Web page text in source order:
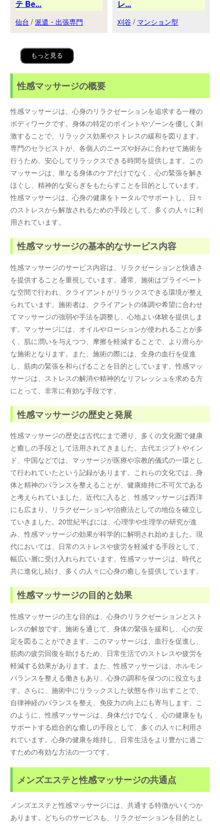
テ Be...
仙台 /派遣・出張専門
レ...
刈谷 / マンション型
もっと見る
性感マッサージの概要
性感マッサージは、心身のリラクゼーションを追求する一種の
ボディワークです。身体の特定のポイントやゾーンを優しく刺
激することで、リラックス効果やストレスの緩和を図ります。
専門のセラピストが、各個人のニーズや好みに合わせて施術を
行うため、安心してリラックスできる時間を提供します。この
マッサージは、単なる身体のケアだけでなく、心の緊張を解き
ほぐし、精神的な安らぎをもたらすことを目的としています。
性感マッサージは、心身の健康をトータルでサポートし、日々
のストレスから解放されるための手段として、多くの人々に利
用されています。
性感マッサージの基本的なサービス内容
性感マッサージのサービス内容は、リラクゼーションと快適さ
を提供することを重視しています。通常、施術はプライベート
な空間で行われ、クライアントがリラックスできる環境が整え
られています。施術者は、クライアントの体調や希望に合わせ
てマッサージの強弱や手法を調整し、心地よい体験を提供しま
す。マッサージには、オイルやローションが使われることが多
く、肌に潤いを与えつつ、摩擦を軽減することで、より滑らか
な施術となります。また、施術の際には、全身の血行を促進
し、筋肉の緊張を和らげることを目的としています。性感マッ
サージは、ストレスの解消や精神的なリフレッシュを求める方
にとって、非常に有効な手段です。
性感マッサージの歴史と発展
性感マッサージの歴史は古代にまで遡り、多くの文化圏で健康
と癒しの手段として活用されてきました。古代エジプトやイン
ド、中国などでは、マッサージが医療や宗教的儀式の一環とし
て行われていたという記録があります。これらの文化では、身
体と精神のバランスを整えることが、健康維持に不可欠である
と考えられていました。近代に入ると、性感マッサージは西洋
にも広まり、リラクゼーションや治療法としての地位を確立し
ていきました。20世紀半ばには、心理学や生理学の研究が進
み、性感マッサージの効果が科学的に解明され始めました。現
代においては、日常のストレスや疲労を軽減する手段として、
幅広い層に受け入れられています。性感マッサージは、時代と
共に進化し続け、多くの人々に心身の癒しを提供しています。
性感マッサージの目的と効果
性感マッサージの主な目的は、心身のリラクゼーションとスト
レスの解放です。施術を通じて、身体の緊張を緩和し、心の安
定を図ることができます。このマッサージは、血行を促進し、
筋肉の疲労回復を助けるため、日常生活でのストレスや疲労を
軽減する効果があります。また、性感マッサージは、ホルモン
バランスを整える働きもあり、心身の調和を保つのに役立ちま
す。さらに、施術中にリラックスした状態を作り出すことで、
自律神経のバランスを整え、免疫力の向上にも寄与します。こ
のように、性感マッサージは、身体だけでなく、心の健康をも
サポートする総合的な癒しの手段として、多くの人々に利用さ
れています。心身の健康を維持し、日常生活をより豊かに過ご
すための有効な方法の一つです。
メンズエステと性感マッサージの共通点
メンズエステと性感マッサージには、共通する特徴がいくつか
あります。どちらのサービスも、リラクゼーションを目的とし